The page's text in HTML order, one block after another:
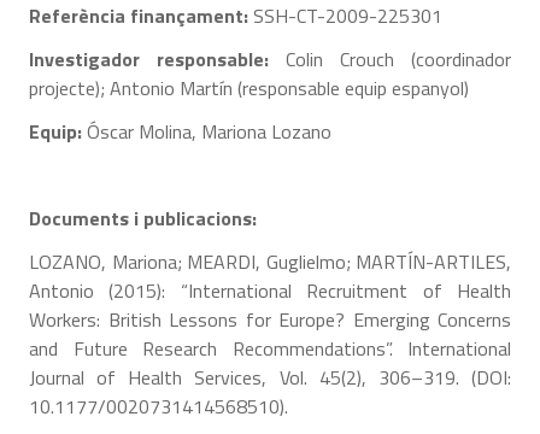
Referència finançament: SSH-CT-2009-225301
Investigador responsable: Colin Crouch (coordinador
projecte); Antonio Martín (responsable equip espanyol)
Equip:Óscar Molina, Mariona Lozano
Documents i publicacions:
LOZANO, Mariona; MEARDI, Guglielmo; MARTÍN-ARTILES,
Antonio (2015): “International Recruitment of Health
Workers: British Lessons for Europe? Emerging Concerns
and Future Research Recommendations”. International
Journal of Health Services, Vol. 45(2), 306–319. (DOI:
10.1177/0020731414568510).